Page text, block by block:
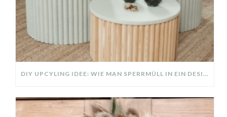
DIY UPCYLING IDEE: WIE MAN SPERRMÜLL IN EIN DESIGNER TEIL VERWANDELT